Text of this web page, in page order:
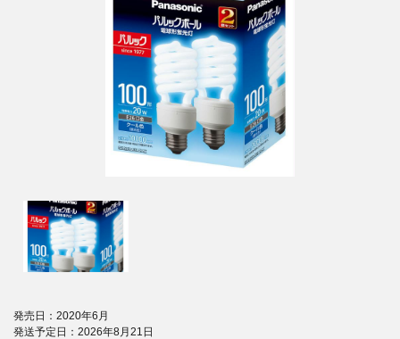
発売日：2020年6月
発送予定日：2026年8月21日